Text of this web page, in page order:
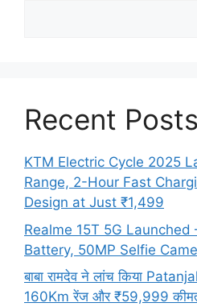
Recent Posts
KTM Electric Cycle 2025
Range, 2-Hour Fast
Design at Just ₹1,499
Realme 15T 5G
Battery, 50MP Selfie
बाबा रामदेव ने लांच किया
160Km रेंज और ₹59,999